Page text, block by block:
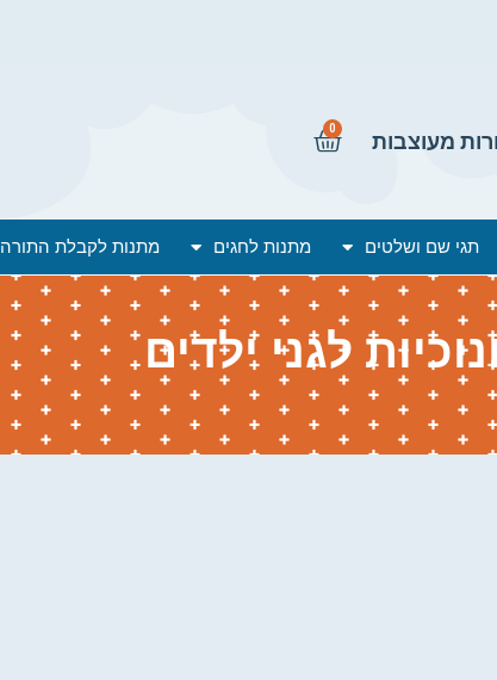
מעוצבות
0
תגי שם ושלטים מתנות לחגים מתנות לקבלת התורה
לגני ילדים